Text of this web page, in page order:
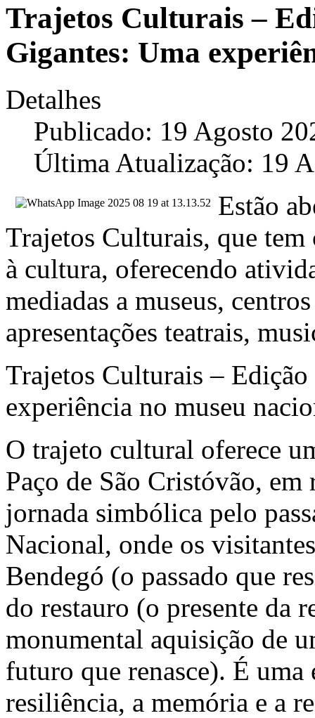
Trajetos Culturais –
Gigantes: Uma
Detalhes
Publicado: 19 Agosto
Última Atualização: 19
Estão
Trajetos Culturais, que tem
à cultura, oferecendo
mediadas a museus,
apresentações teatrais,
Trajetos Culturais –
experiência no museu
O trajeto cultural oferece
Paço de São Cristóvão,
jornada simbólica pelo
Nacional, onde os
Bendegó (o passado que
do restauro (o presente da
monumental aquisição de
futuro que renasce). É
resiliência, a memória e a